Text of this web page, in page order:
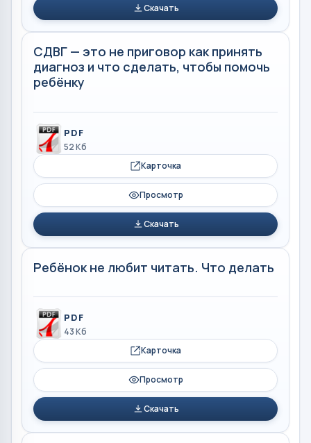
Скачать
СДВГ — это не приговор как принять
диагноз и что сделать, чтобы помочь
ребёнку
PDF
52 Кб
Карточка
Просмотр
Скачать
Ребёнок не любит читать. Что делать
PDF
43 Кб
Карточка
Просмотр
Скачать